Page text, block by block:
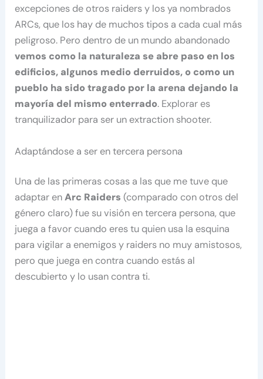
excepciones de otros raiders y los ya nombrados
ARCs, que los hay de muchos tipos a cada cual más
peligroso. Pero dentro de un mundo abandonado
vemos como la naturaleza se abre paso en los
edificios, algunos medio derruidos, o como un
pueblo ha sido tragado por la arena dejando la
mayoría del mismo enterrado. Explorar es
tranquilizador para ser un extraction shooter.
Adaptándose a ser en tercera persona
Una de las primeras cosas a las que me tuve que
adaptar enArc Raiders (comparado con otros del
género claro) fue su visión en tercera persona, que
juega a favor cuando eres tu quien usa la esquina
para vigilar a enemigos y raiders no muy amistosos,
pero que juega en contra cuando estás al
descubierto y lo usan contra ti.